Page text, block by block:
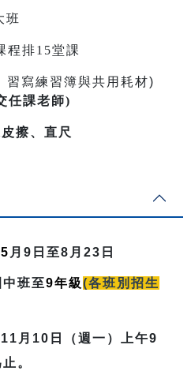
班
程排15堂課
習寫練習簿與共用耗材)
任課老師)
擦、直尺
月9日至8月23日
班至9年級(各班別招生
月10日（週一）上午9
。